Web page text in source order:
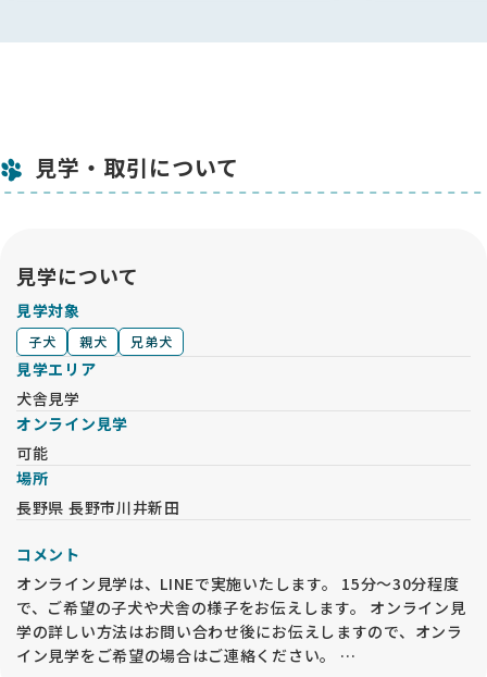
見学・取引について
見学について
見学対象
子犬 親犬 兄弟犬
見学エリア
犬舎見学
オンライン見学
可能
場所
長野県 長野市川井新田
コメント
オンライン見学は、LINEで実施いたします。 15分～30分程度
で、ご希望の子犬や犬舎の様子をお伝えします。 オンライン見
学の詳しい方法はお問い合わせ後にお伝えしますので、オンラ
イン見学をご希望の場合はご連絡ください。